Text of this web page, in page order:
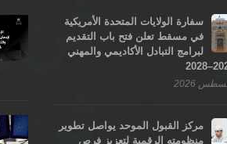
سفارة الولايات المتحدة الأمريكية
في مسقط تعلن فتح باب التقديم
لبرامج التبادل الأكاديمي والمهني
مركز القبول الموحد يواصل تطوير
منظومته الرقمية لتعزيز فرص